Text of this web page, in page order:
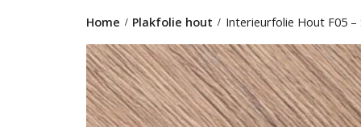
Home Plakfolie hout Interieurfolie Hout F05